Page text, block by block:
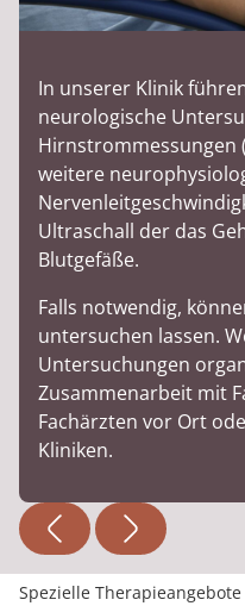
In unserer Klinik
neurologische
Hirnstrommessungen
weitere
Ultraschall der das
Blutgefäße.
Falls notwendig,
untersuchen lassen.
Untersuchungen
Zusammenarbeit mit
Fachärzten vor Ort
Kliniken.
Spezielle Therapieangebote